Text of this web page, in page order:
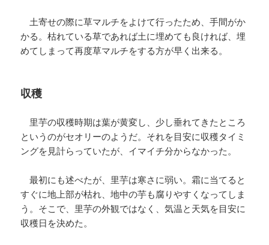
土寄せの際に草マルチをよけて行ったため、手間がか
かる。枯れている草であれば土に埋めても良ければ、埋
めてしまって再度草マルチをする方が早く出来る。
収穫
里芋の収穫時期は葉が黄変し、少し垂れてきたところ
というのがセオリーのようだ。それを目安に収穫タイミ
ングを見計らっていたが、イマイチ分からなかった。
最初にも述べたが、里芋は寒さに弱い。霜に当てると
すぐに地上部が枯れ、地中の芋も腐りやすくなってしま
う。そこで、里芋の外観ではなく、気温と天気を目安に
収穫日を決めた。